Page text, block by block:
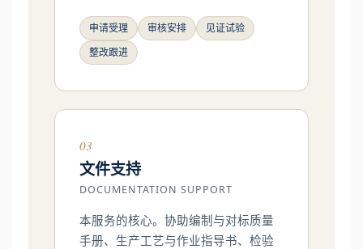
申请受理 审核安排 见证试验
整改跟进
03
文件支持
DOCUMENTATION SUPPORT
本服务的核心。协助编制与对标质量
手册、生产工艺与作业指导书、检验